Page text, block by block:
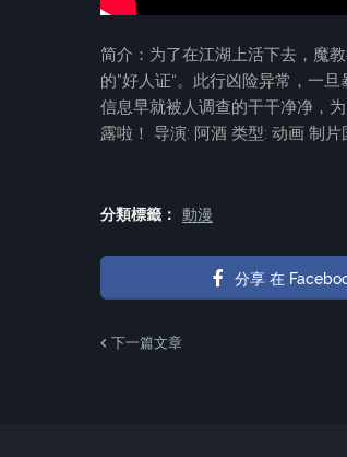
简介：为了在江湖上活下去，魔
的”好人证“。此行凶险异常，一
信息早就被人调查的干干净净，
露啦！ 导演: 阿酒 类型: 动画 制
分類標籤： 動漫
分享 在
下一篇文章